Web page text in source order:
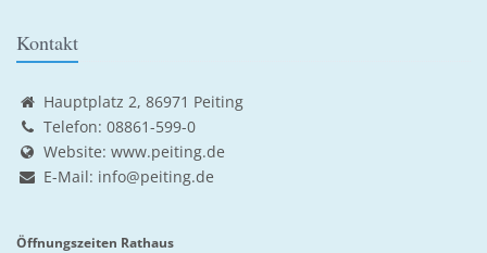
Kontakt
Hauptplatz 2, 86971 Peiting
Telefon: 08861-599-0
Website: www.peiting.de
E-Mail: info@peiting.de
Öffnungszeiten Rathaus